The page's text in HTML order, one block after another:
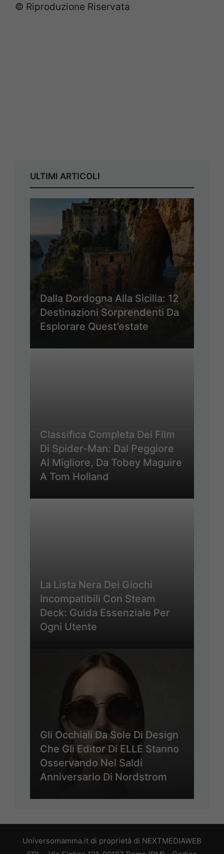
© Riproduzione Riservata
ULTIMI ARTICOLI
Dalla Dordogna Alla Sicilia: 12
Destinazioni Sorprendenti Da
Esplorare Quest’estate
Classifica Completa Dei Film
Di Spider-Man: Dal Peggiore
Al Migliore, Da Tobey Maguire
A Tom Holland
La Lista Nera Dei Giochi
Incompatibili Con Steam
Deck: Guida Essenziale Per
Ogni Utente
Gli Occhiali Da Sole Di Design
Che Gli Editor Di ELLE Stanno
Osservando Nel Saldi
Anniversario Di Nordstrom
Universomamma.it di proprietà di NEXTMEDIAWEB